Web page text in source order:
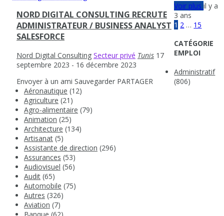
NORD DIGITAL CONSULTING RECRUTE
ADMINISTRATEUR / BUSINESS ANALYST
SALESFORCE
Nord Digital Consulting Secteur privé Tunis 17
septembre 2023 - 16 décembre 2023
Envoyer à un ami Sauvegarder PARTAGER
Voir plusil y a
3 ans
1 2 … 15
CATÉGORIE
EMPLOI
Administratif
(806)
Aéronautique (12)
Agriculture (21)
Agro-alimentaire (79)
Animation (25)
Architecture (134)
Artisanat (5)
Assistante de direction (296)
Assurances (53)
Audiovisuel (56)
Audit (65)
Automobile (75)
Autres (326)
Aviation (7)